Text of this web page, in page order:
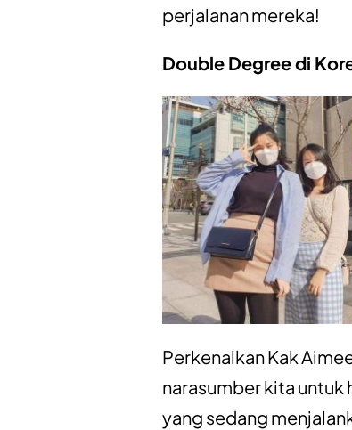
perjalanan mereka!
Double Degree di
Perkenalkan Kak
narasumber kita untuk
yang sedang